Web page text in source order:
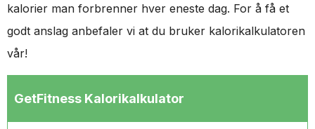
kalorier man forbrenner hver eneste dag. For å få et
godt anslag anbefaler vi at du bruker kalorikalkulatoren
vår!
GetFitness Kalorikalkulator